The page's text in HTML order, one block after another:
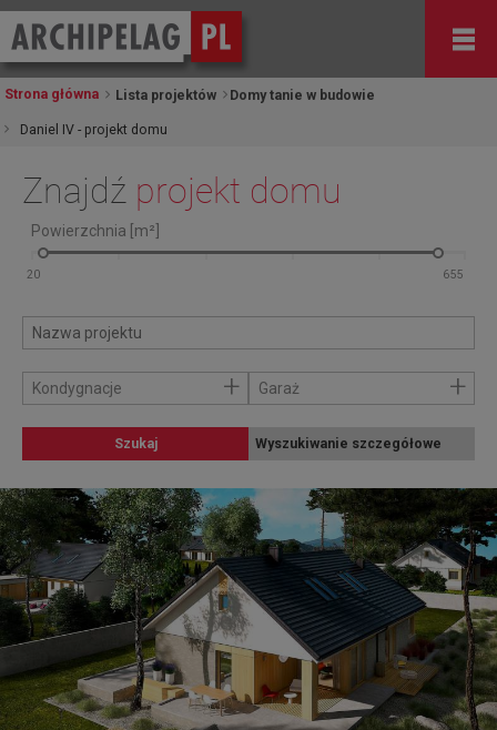
Strona główna Lista projektów Domy tanie w budowie
Daniel IV - projekt domu
Znajdź projekt domu
Powierzchnia [m²]
Kondygnacje + Garaż +
Szukaj Wyszukiwanie szczegółowe